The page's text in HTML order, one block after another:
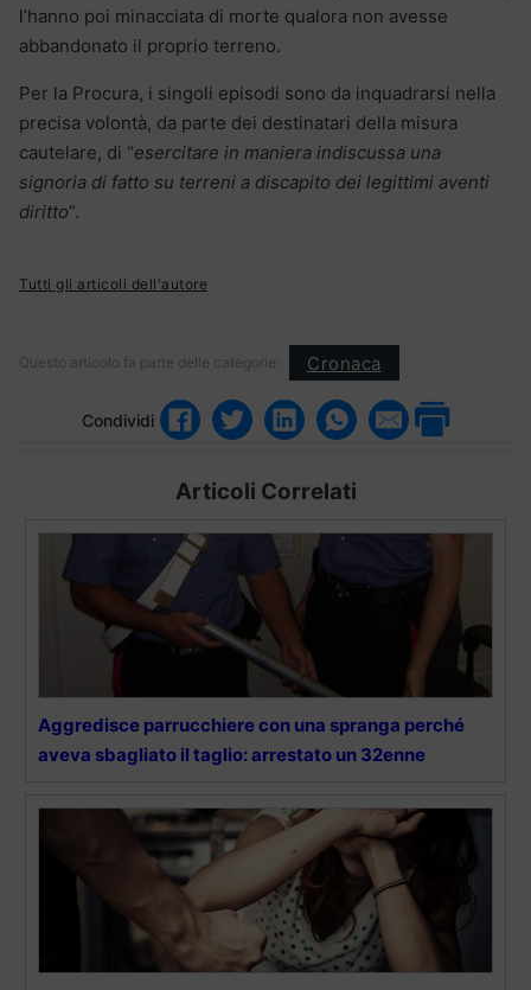
l’hanno poi minacciata di morte qualora non avesse
abbandonato il proprio terreno.
Per la Procura, i singoli episodi sono da inquadrarsi nella
precisa volontà, da parte dei destinatari della misura
cautelare, di “esercitare in maniera indiscussa una
signoria di fatto su terreni a discapito dei legittimi aventi
diritto“.
Tutti gli articoli dell'autore
Questo articolo fa parte delle categorie: Cronaca
Condividi
Articoli Correlati
Aggredisce parrucchiere con una spranga perché
aveva sbagliato il taglio: arrestato un 32enne